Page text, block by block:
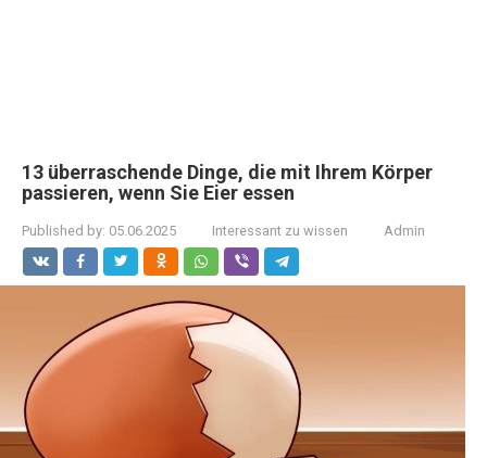
13 überraschende Dinge, die mit Ihrem Körper
passieren, wenn Sie Eier essen
Published by: 05.06.2025 Interessant zu wissen Admin